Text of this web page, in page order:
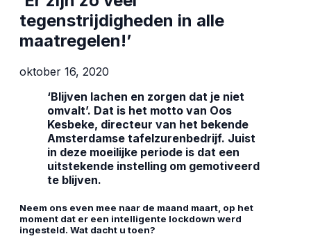
tegenstrijdigheden in alle
maatregelen!’
oktober 16, 2020
‘Blijven lachen en zorgen dat je niet
omvalt’. Dat is het motto van Oos
Kesbeke, directeur van het bekende
Amsterdamse tafelzurenbedrijf. Juist
in deze moeilijke periode is dat een
uitstekende instelling om gemotiveerd
te blijven.
Neem ons even mee naar de maand maart, op het
moment dat er een intelligente lockdown werd
ingesteld. Wat dacht u toen?